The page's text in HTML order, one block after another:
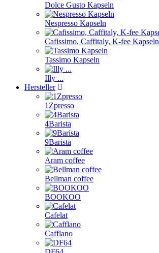
Dolce Gusto Kapseln
Nespresso Kapseln
Cafissimo, Caffitaly, K-fee Kapseln
Tassimo Kapseln
Illy ...
Hersteller
1Zpresso
4Barista
9Barista
Aram coffee
Bellman coffee
BOOKOO
Cafelat
Cafflano